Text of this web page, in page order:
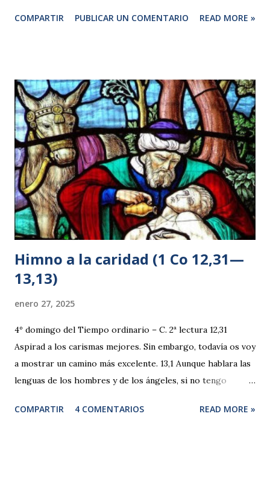
Porque estoy convencido de que ni la muerte, ni la vida, ni
Dios, que está en Cristo Jesús, Señor nuestro. Comentario
a Romanos 8,35-37 Estos versículos son como una
recapitulación de lo expuesto en todo el capítulo. Expresan
una de las declaraciones más elocuentes de Pablo: la fuerza
omnipotente de Aquel que ama a la criatura humana, hasta
el punto de entregar a la muerte a su propio Hijo Unig...
COMPARTIR PUBLICAR UN COMENTARIO READ MORE »
Himno a la caridad (1 Co 12,31—
13,13)
enero 27, 2025
4º domingo del Tiempo ordinario – C. 2ª lectura 12,31
Aspirad a los carismas mejores. Sin embargo, todavía os voy
a mostrar un camino más excelente. 13,1 Aunque hablara las
lenguas de los hombres y de los ángeles, si no tengo
platillos. 2 Y aunque tuviera el don de profecía y conociera
COMPARTIR 4 COMENTARIOS READ MORE »